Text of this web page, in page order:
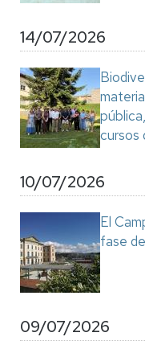
14/07/2026
cursos
10/07/2026
El
fase
09/07/2026